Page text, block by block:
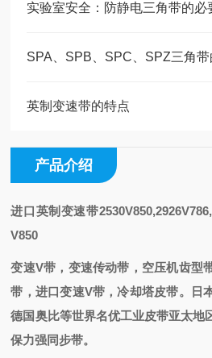
实验室安全：防静电三角带的必
SPA、SPB、SPC、SPZ三角
英制变速带的特点
产品介绍
进口英制变速带
V850
变速V带，变速传动带，空压机齿型
带，进口变速V带，冷却塔皮带。日
德国奥比等世界名优工业皮带亚太地
保力强同步带。